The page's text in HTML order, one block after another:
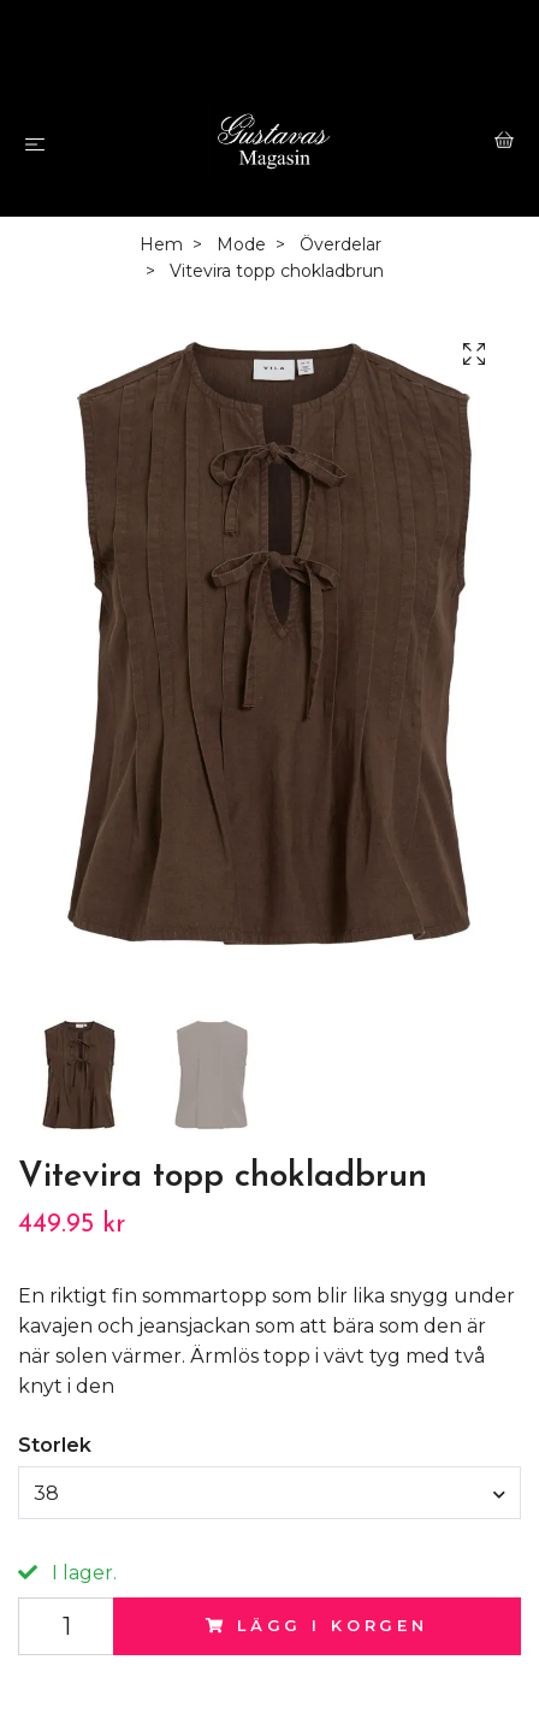
Hem Mode
Överdelar
Vitevira topp chokladbrun
Vitevira topp chokladbrun
449.95 kr
En riktigt fin sommartopp som blir lika snygg under
kavajen och jeansjackan som att bära som den är
när solen värmer. Ärmlös topp i vävt tyg med två
knyt i den
Storlek
38
I lager.
LÄGG I KORGEN